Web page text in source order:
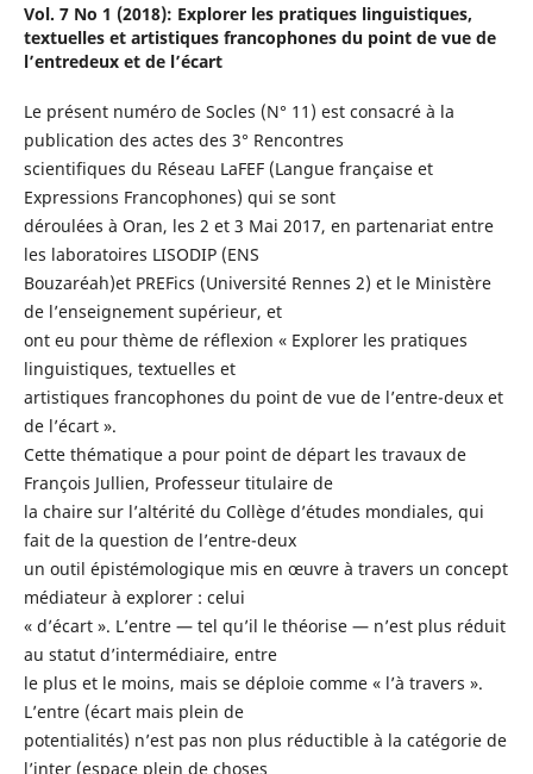
Vol. 7 No 1 (2018): Explorer les pratiques linguistiques,
textuelles et artistiques francophones du point de vue de
l’entredeux et de l’écart
Le présent numéro de Socles (N° 11) est consacré à la
publication des actes des 3° Rencontres
scientifiques du Réseau LaFEF (Langue française et
Expressions Francophones) qui se sont
déroulées à Oran, les 2 et 3 Mai 2017, en partenariat entre
les laboratoires LISODIP (ENS
Bouzaréah)et PREFics (Université Rennes 2) et le Ministère
de l’enseignement supérieur, et
ont eu pour thème de réflexion « Explorer les pratiques
linguistiques, textuelles et
artistiques francophones du point de vue de l’entre-deux et
de l’écart ».
Cette thématique a pour point de départ les travaux de
François Jullien, Professeur titulaire de
la chaire sur l’altérité du Collège d’études mondiales, qui
fait de la question de l’entre-deux
un outil épistémologique mis en œuvre à travers un concept
médiateur à explorer : celui
« d’écart ». L’entre — tel qu’il le théorise — n’est plus réduit
au statut d’intermédiaire, entre
le plus et le moins, mais se déploie comme « l’à travers ».
L’entre (écart mais plein de
potentialités) n’est pas non plus réductible à la catégorie de
l’inter (espace plein de choses